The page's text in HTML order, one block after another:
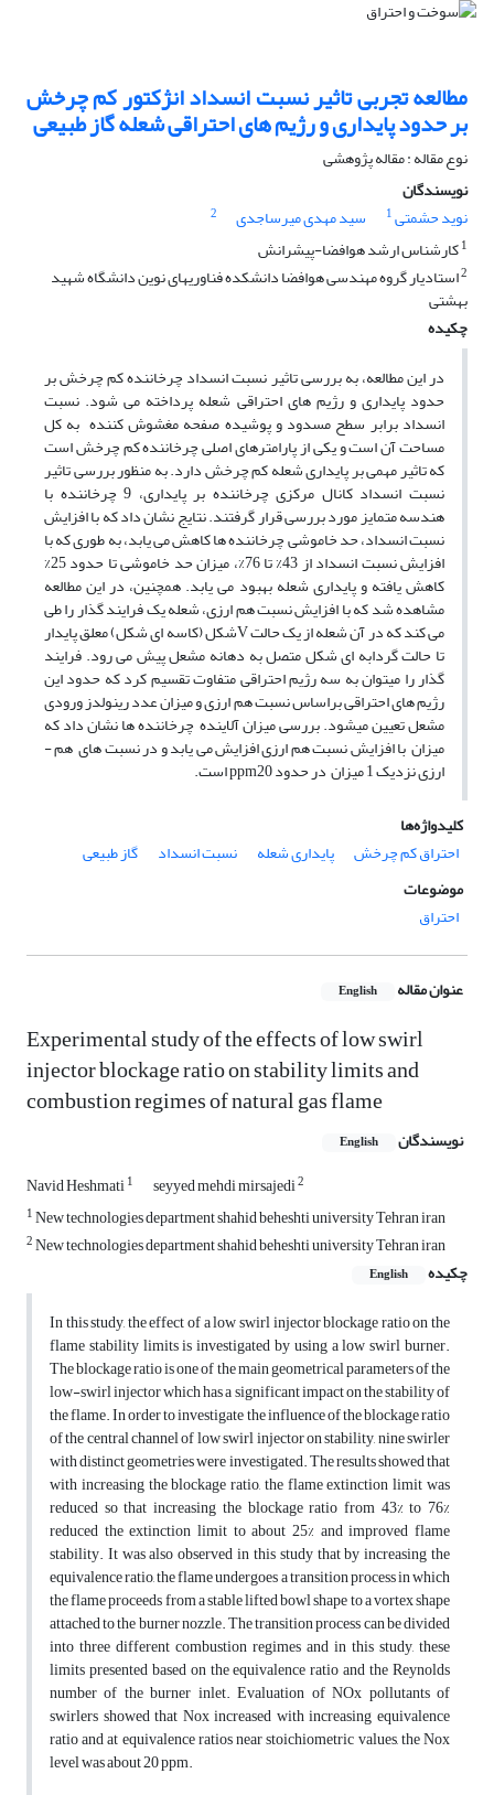
مطالعه تجربی تاثیر نسبت انسداد انژکتور کم چرخش
بر حدود پایداری و رژیم های احتراقی شعله گاز طبیعی
نوع مقاله : مقاله پژوهشی
نویسندگان
نوید حشمتی1 سید مهدی میرساجدی
2
1کارشناس ارشد هوافضا-پیشرانش
2استادیار گروه مهندسی هوافضا دانشکده فناوریهای نوین دانشگاه شهید
بهشتی
چکیده
در این مطالعه، به بررسی تاثیر نسبت انسداد چرخاننده کم­ چرخش بر
حدود پایداری و رژیم­ های احتراقی شعله پرداخته می ­شود. نسبت
انسداد برابر سطح مسدود و پوشیده صفحه مغشوش­ کننده به کل
مساحت آن است و یکی از پارامترهای اصلی چرخاننده کم­ چرخش است
که تاثیر مهمی بر پایداری شعله کم ­چرخش دارد. به­ منظور بررسی تاثیر
نسبت انسداد کانال مرکزی چرخاننده بر پایداری، 9 چرخاننده با
هندسه متمایز مورد بررسی قرار گرفتند. نتایج نشان داد که با افزایش
نسبت انسداد، حد خاموشی چرخاننده­ ها کاهش می ­یابد، به طوری که با
افزایش نسبت انسداد از 43% تا 76%، میزان حد خاموشی تا حدود 25%
کاهش یافته و پایداری شعله بهبود می ­یابد. همچنین، در این مطالعه
مشاهده شد که با افزایش نسبت هم ­ارزی، شعله یک فرایند گذار را طی
می کند که در آن شعله از یک حالت Vشکل (کاسه­ ای شکل) معلق پایدار
تا حالت گردابه­ ای­ شکل متصل به دهانه مشعل پیش می ­رود. فرایند
گذار را می­توان به سه رژیم احتراقی متفاوت تقسیم کرد که حدود این
رژیم­ های احتراقی براساس نسبت هم ­ارزی و میزان عدد رینولدز ورودی
مشعل تعیین می­شود. بررسی میزان آلاینده چرخاننده­ ها نشان داد که
میزان با افزایش نسبت هم ­ارزی افزایش می ­یابد و در نسبت­ های هم ­
ارزی نزدیک 1 میزان در حدود ppm20 است.
کلیدواژه‌ها
احتراق کم چرخش
پایداری شعله نسبت انسداد
گاز طبیعی
موضوعات
احتراق
عنوان مقاله English
Experimental study of the effects of low swirl
injector blockage ratio on stability limits and
combustion regimes of natural gas flame
نویسندگان English
Navid Heshmati1 seyyed mehdi mirsajedi2
1New technologies department shahid beheshti university Tehran iran
2New technologies department shahid beheshti university Tehran iran
چکیده
English
In this study, the effect of a low swirl injector blockage ratio on the
flame stability limits is investigated by using a low swirl burner.
The blockage ratio is one of the main geometrical parameters of the
low-swirl injector which has a significant impact on the stability of
the flame. In order to investigate the influence of the blockage ratio
of the central channel of low swirl injector on stability, nine swirler
with distinct geometries were investigated. The results showed that
with increasing the blockage ratio, the flame extinction limit was
reduced so that increasing the blockage ratio from 43% to 76%
reduced the extinction limit to about 25% and improved flame
stability. It was also observed in this study that by increasing the
equivalence ratio, the flame undergoes a transition process in which
the flame proceeds from a stable lifted bowl shape to a vortex shape
attached to the burner nozzle. The transition process can be divided
into three different combustion regimes and in this study, these
limits presented based on the equivalence ratio and the Reynolds
number of the burner inlet. Evaluation of NOx pollutants of
swirlers showed that Nox increased with increasing equivalence
ratio and at equivalence ratios near stoichiometric values, the Nox
level was about 20 ppm.